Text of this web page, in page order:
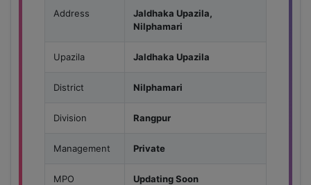
Address
Jaldhaka Upazila,
Nilphamari
Upazila Jaldhaka Upazila
District Nilphamari
Division Rangpur
Management Private
MPO Updating Soon